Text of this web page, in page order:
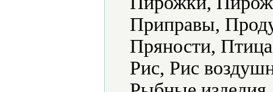
Приправы,
Пряности,
Рис, Рис